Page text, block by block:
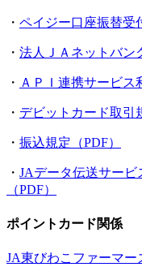
・ ペイジー口座振替受
・ 法人ＪＡネットバン
・ ＡＰＩ連携サービス
・ デビットカード取引
・ 振込規定（PDF）
・ JAデータ伝送サービ
（PDF）
ポイントカード関係
JA東びわこファーマ